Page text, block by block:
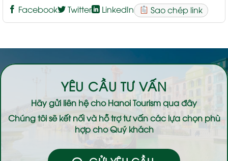
Facebook
Twitter LinkedIn Sao chép link
YÊU CẦU TƯ VẤN
Hãy gửi liên hệ choHanoi Tourismqua đây
Chúng tôi sẽ kết nối và hỗ trợ tư vấn các lựa chọn phù
hợp cho Quý khách